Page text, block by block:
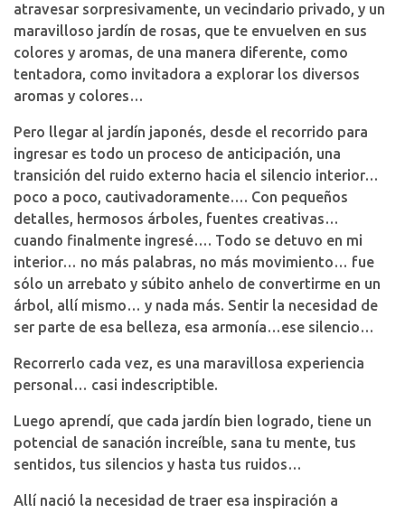
atravesar sorpresivamente, un vecindario privado, y un
maravilloso jardín de rosas, que te envuelven en sus
colores y aromas, de una manera diferente, como
tentadora, como invitadora a explorar los diversos
aromas y colores…
Pero llegar al jardín japonés, desde el recorrido para
ingresar es todo un proceso de anticipación, una
transición del ruido externo hacia el silencio interior…
poco a poco, cautivadoramente…. Con pequeños
detalles, hermosos árboles, fuentes creativas…
cuando finalmente ingresé…. Todo se detuvo en mi
interior… no más palabras, no más movimiento… fue
sólo un arrebato y súbito anhelo de convertirme en un
árbol, allí mismo… y nada más. Sentir la necesidad de
ser parte de esa belleza, esa armonía…ese silencio…
Recorrerlo cada vez, es una maravillosa experiencia
personal… casi indescriptible.
Luego aprendí, que cada jardín bien logrado, tiene un
potencial de sanación increíble, sana tu mente, tus
sentidos, tus silencios y hasta tus ruidos…
Allí nació la necesidad de traer esa inspiración a